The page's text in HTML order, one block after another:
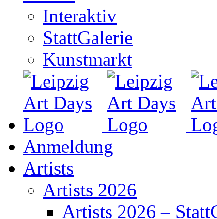
Interaktiv
StattGalerie
Kunstmarkt
Anmeldung
Artists
Artists 2026
Artists 2026 –